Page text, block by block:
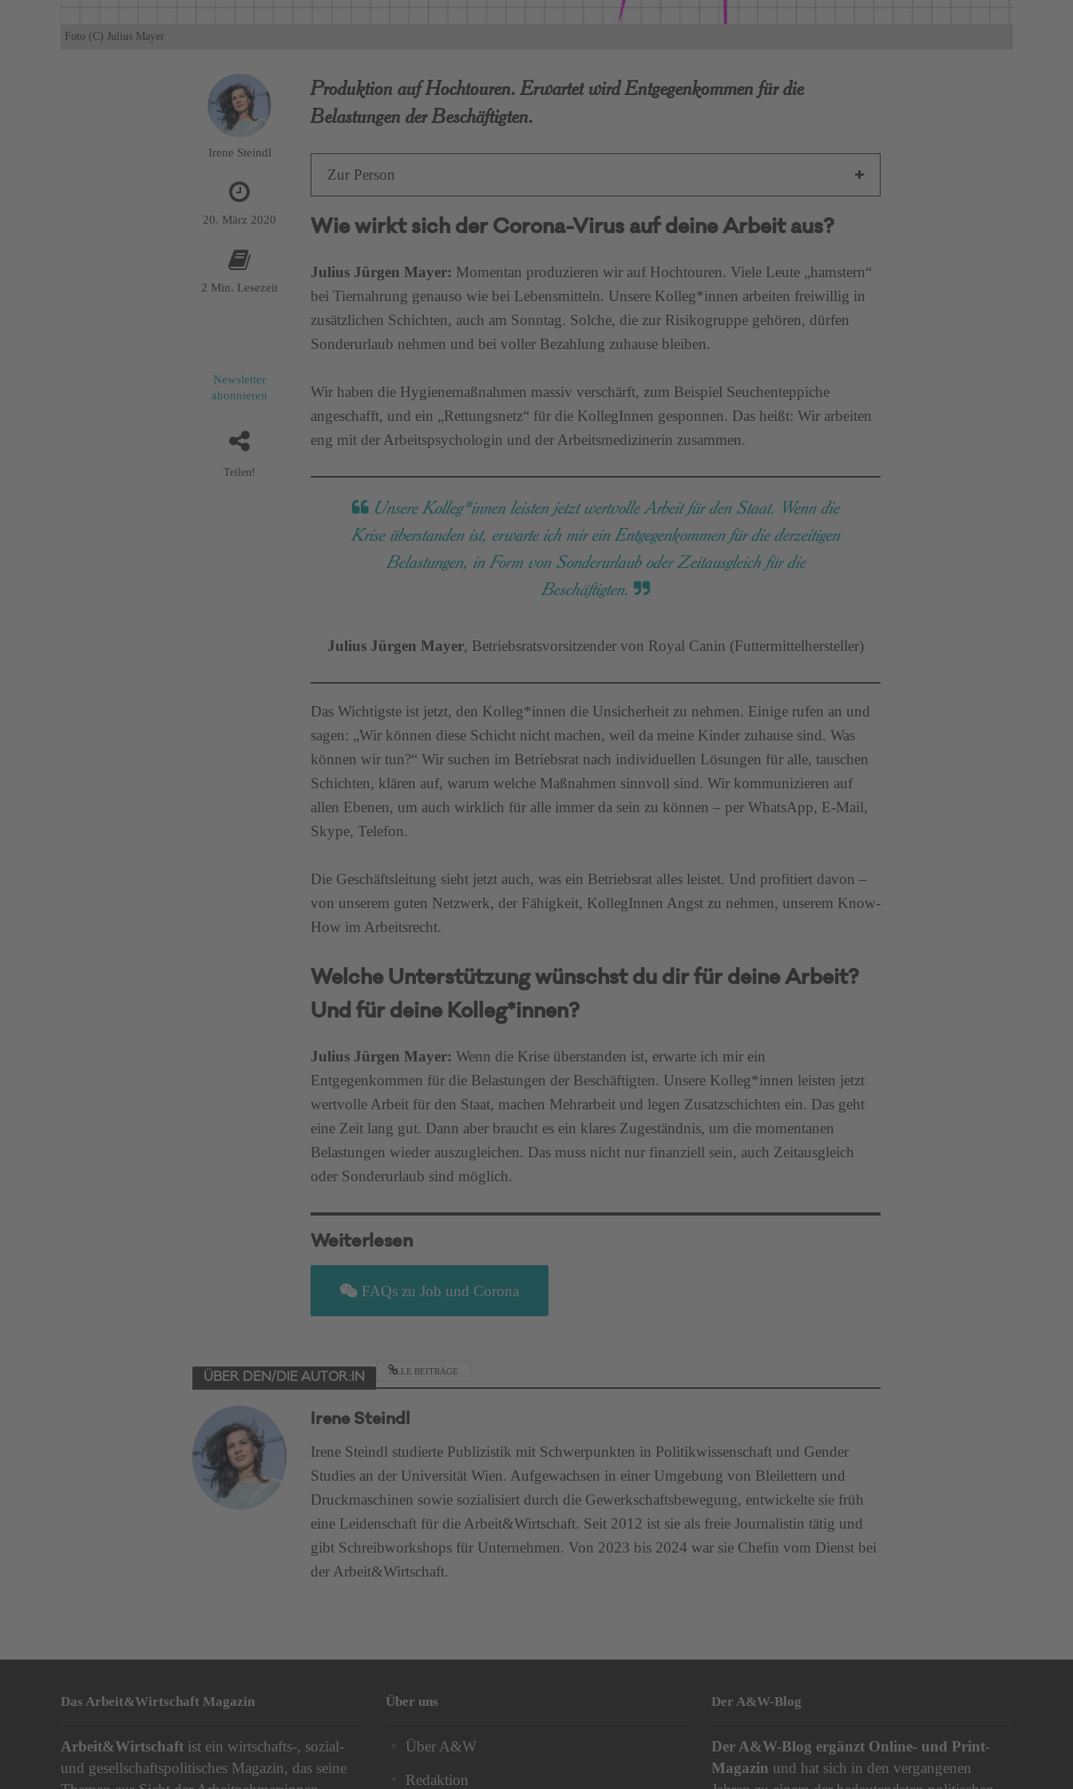
Foto (C) Julius Mayer
Irene Steindl
20. März 2020
2 Min. Lesezeit
Newsletter
abonnieren
Teilen!
Produktion auf Hochtouren. Erwartet wird Entgegenkommen für die
Belastungen der Beschäftigten.
Zur Person
Wie wirkt sich der Corona-Virus auf deine Arbeit aus?
Julius Jürgen Mayer: Momentan produzieren wir auf Hochtouren. Viele Leute „hamstern“
bei Tiernahrung genauso wie bei Lebensmitteln. Unsere Kolleg*innen arbeiten freiwillig in
zusätzlichen Schichten, auch am Sonntag. Solche, die zur Risikogruppe gehören, dürfen
Sonderurlaub nehmen und bei voller Bezahlung zuhause bleiben.
Wir haben die Hygienemaßnahmen massiv verschärft, zum Beispiel Seuchenteppiche
angeschafft, und ein „Rettungsnetz“ für die KollegInnen gesponnen. Das heißt: Wir arbeiten
eng mit der Arbeitspsychologin und der Arbeitsmedizinerin zusammen.
Unsere Kolleg*innen leisten jetzt wertvolle Arbeit für den Staat. Wenn die
Krise überstanden ist, erwarte ich mir ein Entgegenkommen für die derzeitigen
Belastungen, in Form von Sonderurlaub oder Zeitausgleich für die
Beschäftigten.
Julius Jürgen Mayer, Betriebsratsvorsitzender von Royal Canin (Futtermittelhersteller)
Das Wichtigste ist jetzt, den Kolleg*innen die Unsicherheit zu nehmen. Einige rufen an und
sagen: „Wir können diese Schicht nicht machen, weil da meine Kinder zuhause sind. Was
können wir tun?“ Wir suchen im Betriebsrat nach individuellen Lösungen für alle, tauschen
Schichten, klären auf, warum welche Maßnahmen sinnvoll sind. Wir kommunizieren auf
allen Ebenen, um auch wirklich für alle immer da sein zu können – per WhatsApp, E-Mail,
Skype, Telefon.
Die Geschäftsleitung sieht jetzt auch, was ein Betriebsrat alles leistet. Und profitiert davon –
von unserem guten Netzwerk, der Fähigkeit, KollegInnen Angst zu nehmen, unserem Know-
How im Arbeitsrecht.
Welche Unterstützung wünschst du dir für deine Arbeit?
Und für deine Kolleg*innen?
Julius Jürgen Mayer: Wenn die Krise überstanden ist, erwarte ich mir ein
Entgegenkommen für die Belastungen der Beschäftigten. Unsere Kolleg*innen leisten jetzt
wertvolle Arbeit für den Staat, machen Mehrarbeit und legen Zusatzschichten ein. Das geht
eine Zeit lang gut. Dann aber braucht es ein klares Zugeständnis, um die momentanen
Belastungen wieder auszugleichen. Das muss nicht nur finanziell sein, auch Zeitausgleich
oder Sonderurlaub sind möglich.
Weiterlesen
FAQs zu Job und Corona
ÜBER DEN/DIE AUTOR:IN
ALLE BEITRÄGE
Irene Steindl
Irene Steindl studierte Publizistik mit Schwerpunkten in Politikwissenschaft und Gender
Studies an der Universität Wien. Aufgewachsen in einer Umgebung von Bleilettern und
Druckmaschinen sowie sozialisiert durch die Gewerkschaftsbewegung, entwickelte sie früh
eine Leidenschaft für die Arbeit&Wirtschaft. Seit 2012 ist sie als freie Journalistin tätig und
gibt Schreibworkshops für Unternehmen. Von 2023 bis 2024 war sie Chefin vom Dienst bei
der Arbeit&Wirtschaft.
Das Arbeit&Wirtschaft Magazin
Arbeit&Wirtschaft ist ein wirtschafts-, sozial-
und gesellschaftspolitisches Magazin, das seine
Über uns
Über A&W
Redaktion
Der A&W-Blog
DerA&W-Blog ergänzt Online- und Print-
Magazin und hat sich in den vergangenen